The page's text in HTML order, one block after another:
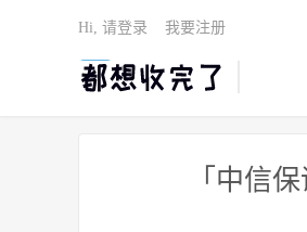
Hi, 请登录 我要注册
「中信